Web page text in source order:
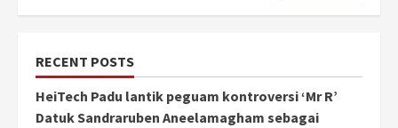
RECENT POSTS
HeiTech Padu lantik peguam kontroversi ‘Mr R’
Datuk Sandraruben Aneelamagham sebagai